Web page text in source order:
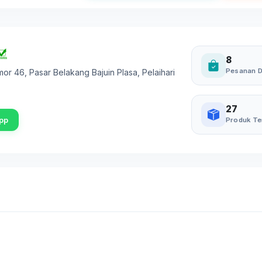
46, Pasar Belakang Bajuin Plasa Pelaihari
8
Pesanan
27
Produk